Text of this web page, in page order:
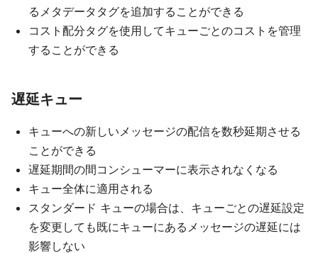
るメタデータタグを追加することができる
コスト配分タグを使用してキューごとのコストを管理
することができる
遅延キュー
キューへの新しいメッセージの配信を数秒延期させる
ことができる
遅延期間の間コンシューマーに表示されなくなる
キュー全体に適用される
スタンダード キューの場合は、キューごとの遅延設定
を変更しても既にキューにあるメッセージの遅延には
影響しない